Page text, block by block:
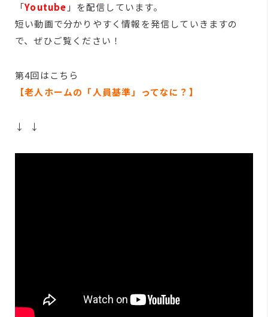
「Youtube 」を配信しています。
短い動画で分かりやすく情報を発信していきますの
で、ぜひご覧ください！
第4回はこちら
【老人ホームの「人員基準」ってなに？ 】
↓ ↓